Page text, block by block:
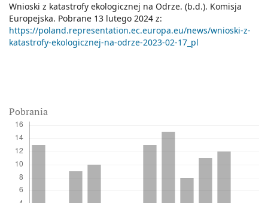
Pobrania
Wnioski z katastrofy ekologicznej na Odrze. (b.d.). Komisja
Europejska. Pobrane 13 lutego 2024 z:
https://poland.representation.ec.europa.eu/news/wnioski-z-
katastrofy-ekologicznej-na-odrze-2023-02-17_pl